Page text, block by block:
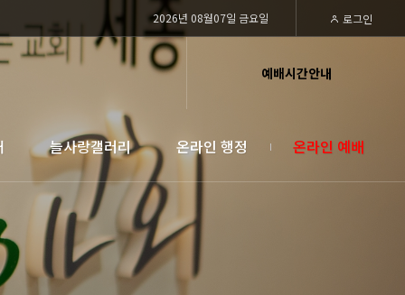
2026년 08월07일 금요일 로그인
예배시간안내
늘사랑갤러리 온라인 행정 온라인 예배